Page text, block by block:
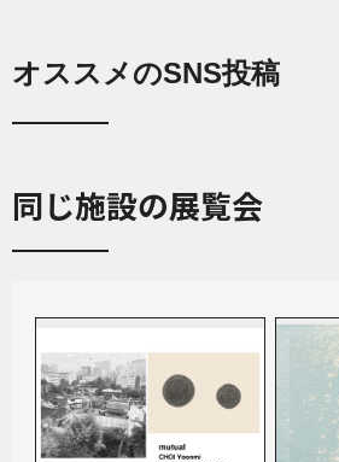
オススメのSNS投稿
同じ施設の展覧会